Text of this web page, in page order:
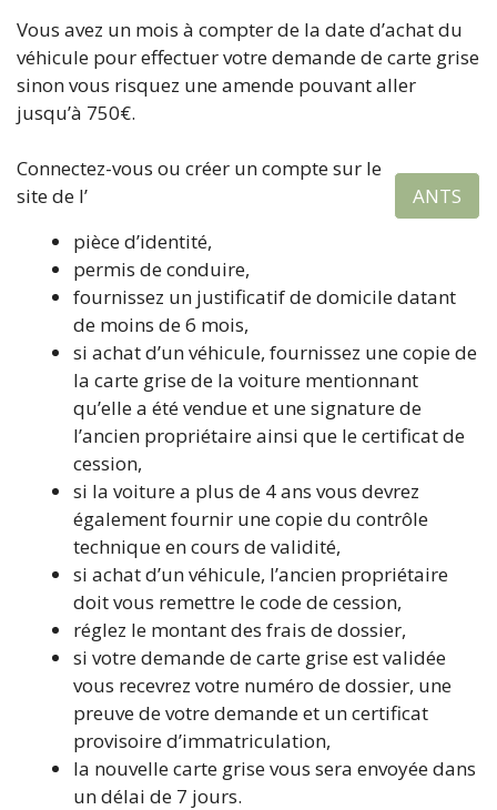
Vous avez un mois à compter de la date d’achat du
véhicule pour effectuer votre demande de carte grise
sinon vous risquez une amende pouvant aller
jusqu’à 750€.
Connectez-vous ou créer un compte sur le
site de l’
ANTS
pièce d’identité,
permis de conduire,
fournissez un justificatif de domicile datant
de moins de 6 mois,
si achat d’un véhicule, fournissez une copie de
la carte grise de la voiture mentionnant
qu’elle a été vendue et une signature de
l’ancien propriétaire ainsi que le certificat de
cession,
si la voiture a plus de 4 ans vous devrez
également fournir une copie du contrôle
technique en cours de validité,
si achat d’un véhicule, l’ancien propriétaire
doit vous remettre le code de cession,
réglez le montant des frais de dossier,
si votre demande de carte grise est validée
vous recevrez votre numéro de dossier, une
preuve de votre demande et un certificat
provisoire d’immatriculation,
la nouvelle carte grise vous sera envoyée dans
un délai de 7 jours.